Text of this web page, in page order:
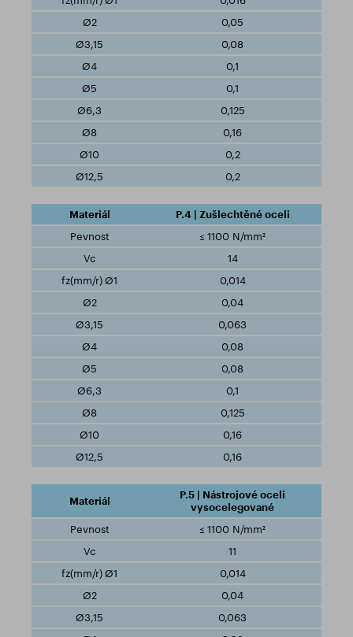
0,05
0,08
0,1
0,1
0,125
0,16
0,2
0,2
P.4 | Zušlechtěné oceli
≤ 1100 N/mm²
14
0,014
0,04
0,063
0,08
0,08
0,1
0,125
0,16
0,16
P.5 | Nástrojové oceli
vysocelegované
≤ 1100 N/mm²
11
0,014
0,04
0,063